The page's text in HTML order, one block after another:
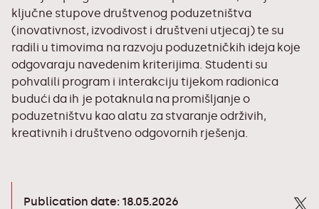
ključne stupove društvenog poduzetništva
(inovativnost, izvodivost i društveni utjecaj) te su
radili u timovima na razvoju poduzetničkih ideja koje
odgovaraju navedenim kriterijima. Studenti su
pohvalili program i interakciju tijekom radionica
budući da ih je potaknula na promišljanje o
poduzetništvu kao alatu za stvaranje održivih,
kreativnih i društveno odgovornih rješenja.
Publication date: 18.05.2026